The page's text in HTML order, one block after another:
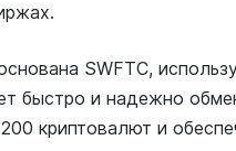
SWFTC,
быстро и надежно
криптовалют и